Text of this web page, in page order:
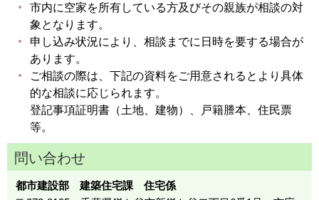
市内に空家を所有している方及びその親族が相談の対
象となります。
申し込み状況により、相談までに日時を要する場合が
あります。
ご相談の際は、下記の資料をご用意されるとより具体
的な相談に応じられます。
登記事項証明書（土地、建物）、戸籍謄本、住民票
等。
問い合わせ
都市建設部 建築住宅課 住宅係